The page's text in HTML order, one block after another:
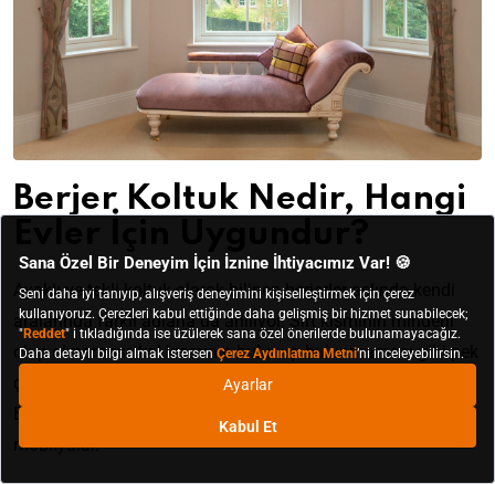
Berjer Koltuk Nedir, Hangi
Ayaklı ve tekli koltuk olarak bilinen berjerler aslında kendi
aralarında farklı adlarla da anılıyor. Sırt kısmının minderli
olup olmaması, kol kısmının bulunup bulunmaması gibi pek
çok tasarım detayı, berjer türlerinin ayrılmasını sağlıyor.
Berjerler, tasarımları doğrultusunda her stilde yer verilebilen
mobilyalar.